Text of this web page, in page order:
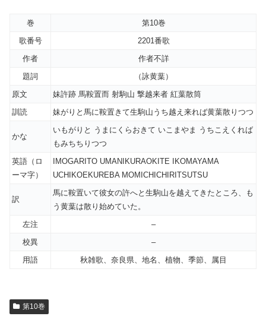
巻
第10巻
歌番号
2201番歌
作者
作者不詳
題詞
（詠黄葉）
原文
妹許跡 馬鞍置而 射駒山 撃越来者 紅葉散筒
訓読
妹がりと馬に鞍置きて生駒山うち越え来れば黄葉散りつつ
かな
いもがりと うまにくらおきて いこまやま うちこえくれば
もみちちりつつ
英語（ロ
ーマ字）
IMOGARITO UMANIKURAOKITE IKOMAYAMA
UCHIKOEKUREBA MOMICHICHIRITSUTSU
訳
馬に鞍置いて彼女の許へと生駒山を越えてきたところ、も
う黄葉は散り始めていた。
左注
–
校異
–
用語
秋雑歌、奈良県、地名、植物、季節、属目
第10巻